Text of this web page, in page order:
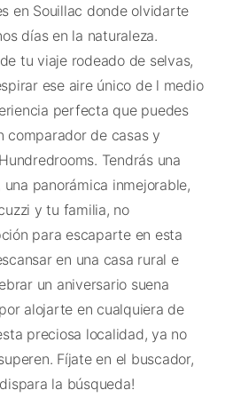
en Souillac donde olvidarte
días en la naturaleza.
tu viaje rodeado de selvas,
ese aire único de l medio
perfecta que puedes
comparador de casas y
Tendrás una
panorámica inmejorable,
y tu familia, no
para escaparte en esta
en una casa rural e
un aniversario suena
alojarte en cualquiera de
preciosa localidad, ya no
Fíjate en el buscador,
la búsqueda!